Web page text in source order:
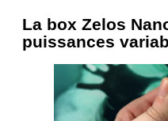
La box Zelos
puissances